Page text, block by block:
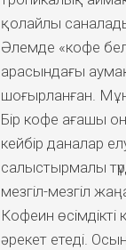
қолайлы
Әлемде «кофе
арасындағы
шоғырланған.
Бір кофе ағашы
кейбір даналар
салыстырмалы
мезгіл-мезгіл
Кофеин өсімдікті
әрекет етеді.